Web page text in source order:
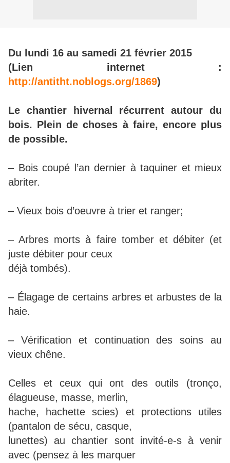
Du lundi 16 au samedi 21 février 2015
(Lien internet :
http://antitht.noblogs.org/1869)
Le chantier hivernal récurrent autour du
bois. Plein de choses à faire, encore plus
de possible.
– Bois coupé l’an dernier à taquiner et mieux
abriter.
– Vieux bois d’oeuvre à trier et ranger;
– Arbres morts à faire tomber et débiter (et
juste débiter pour ceux
déjà tombés).
– Élagage de certains arbres et arbustes de la
haie.
– Vérification et continuation des soins au
vieux chêne.
Celles et ceux qui ont des outils (tronço,
élagueuse, masse, merlin,
hache, hachette scies) et protections utiles
(pantalon de sécu, casque,
lunettes) au chantier sont invité-e-s à venir
avec (pensez à les marquer